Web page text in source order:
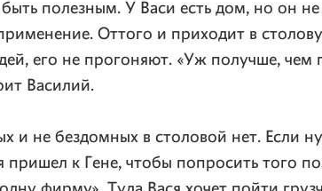
полезным. У Васи есть дом, но он не
Оттого и приходит в
его не прогоняют. «Уж получше, чем
Василий.
и не бездомных в столовой нет. Если
пришел к Гене, чтобы попросить того